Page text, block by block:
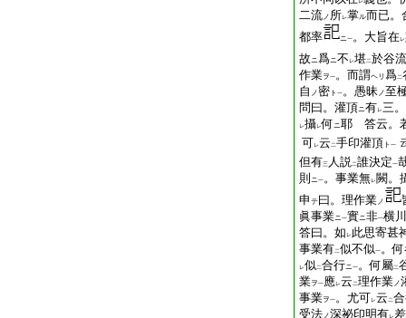
二流ノ 所レ掌ル而已。
都率
ニ一。大旨在レ
故ニ爲ニ不 レ堪二於谷流
作業ヲ一。而謂ヘリ 爲二
自 ノ密 ト 一。愚昧ノ至
問曰。灌頂ニ有レ三
レ攝レ何ニ耶 答云。
可レ云 二手印灌頂 ト 一
但有三 人説二誰決定一
則 ニ一。事業無レ闕。
申 テ曰。理作業ノ
眞事業ニ一實ニ非一横川
答曰。如 レ此思寄甚
事業有二似不似一。
レ似二合行ニ一。何屬二
業ヲ一應レ云 二理作業ノ
事業ヲ一。尤可レ云 二
受法ノ深祕印明有レ